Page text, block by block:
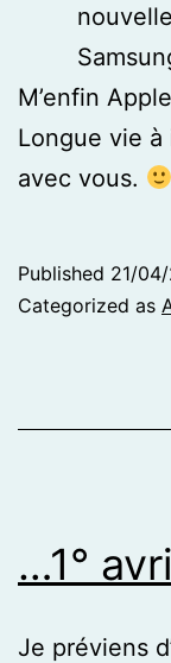
M’enfin
Longue vie
avec vous.
Published 21/04/
Categorized as
…1°
Je préviens